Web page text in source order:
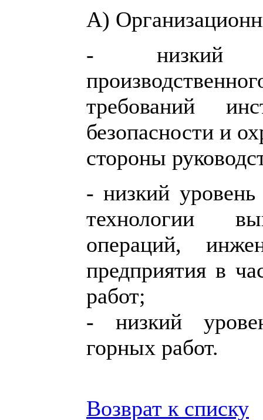
А)
- низкий
требований
безопасности и
стороны
- низкий
технологии
операций,
предприятия в
работ;
- низкий
горных работ.
Возврат к списку